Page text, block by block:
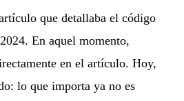
que detallaba el código
. En aquel momento,
en el artículo. Hoy,
lo que importa ya no es